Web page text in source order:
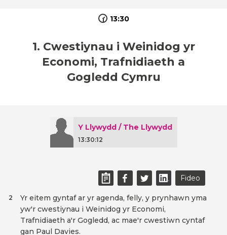
13:30
1. Cwestiynau i Weinidog yr
Economi, Trafnidiaeth a
Gogledd Cymru
Y Llywydd / The Llywydd
13:30:12
Fideo
Yr eitem gyntaf ar yr agenda, felly, y prynhawn yma
yw'r cwestiynau i Weinidog yr Economi,
Trafnidiaeth a'r Gogledd, ac mae'r cwestiwn cyntaf
gan Paul Davies.
2